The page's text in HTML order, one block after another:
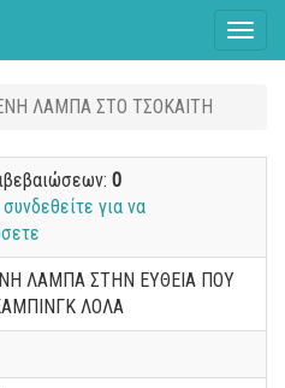
ΛΑΜΠΑ ΣΤΟ ΤΣΟΚΑΙΤΗ
0
για να
ΛΑΜΠΑ ΣΤΗΝ ΕΥΘΕΙΑ ΠΟΥ
ΛΟΛΑ